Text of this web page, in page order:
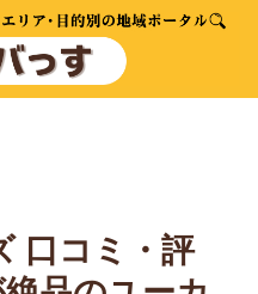
口コミ・評